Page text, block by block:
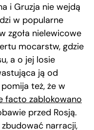
i Gruzja nie wejdą
w popularne
zgoła nielewicowe
mocarstw, gdzie
a o jej losie
ją od
też, że w
facto zablokowano
przed Rosją.
narracji,